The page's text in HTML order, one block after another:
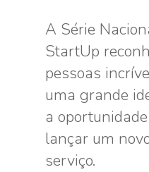
A Série
StartUp
pessoas
uma grande
a
lançar um
serviço.